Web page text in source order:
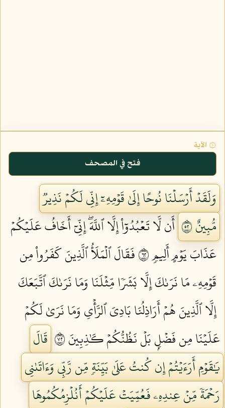
۞ الآية
فتح في المصحف
وَلَقَدۡ أَرۡسَلۡنَا نُوحًا إِلَىٰ قَوۡمِهِۦٓ إِنِّي لَكُمۡ نَذِيرٞ
مُّبِينٌ ٢٥
أَن لَّا تَعۡبُدُوٓاْ إِلَّا ٱللَّهَۖ إِنِّيٓ أَخَافُ عَلَيۡكُمۡ
عَذَابَ يَوۡمٍ أَلِيمٖ ٢٦
فَقَالَ ٱلۡمَلَأُ ٱلَّذِينَ كَفَرُواْ مِن
قَوۡمِهِۦ مَا نَرَىٰكَ إِلَّا بَشَرٗا مِّثۡلَنَا وَمَا نَرَىٰكَ ٱتَّبَعَكَ
إِلَّا ٱلَّذِينَ هُمۡ أَرَاذِلُنَا بَادِيَ ٱلرَّأۡيِ وَمَا نَرَىٰ لَكُمۡ
عَلَيۡنَا مِن فَضۡلِۭ بَلۡ نَظُنُّكُمۡ كَٰذِبِينَ ٢٧
قَالَ
يَٰقَوۡمِ أَرَءَيۡتُمۡ إِن كُنتُ عَلَىٰ بَيِّنَةٖ مِّن رَّبِّي وَءَاتَىٰنِي
رَحۡمَةٗ مِّنۡ عِندِهِۦ فَعُمِّيَتۡ عَلَيۡكُمۡ أَنُلۡزِمُكُمُوهَا